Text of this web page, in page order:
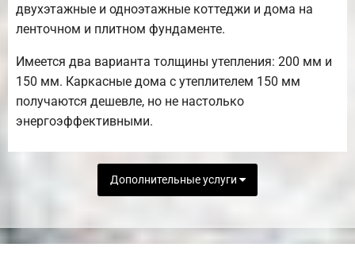
двухэтажные и одноэтажные коттеджи и дома на
ленточном и плитном фундаменте.
Имеется два варианта толщины утепления: 200 мм и
150 мм. Каркасные дома с утеплителем 150 мм
получаются дешевле, но не настолько
энергоэффективными.
Дополнительные услуги